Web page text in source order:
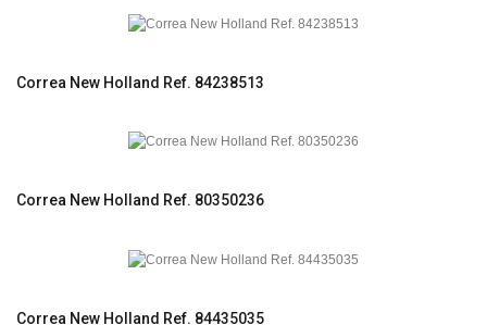
Correa New Holland Ref. 84238513
Correa New Holland Ref. 80350236
Correa New Holland Ref. 84435035